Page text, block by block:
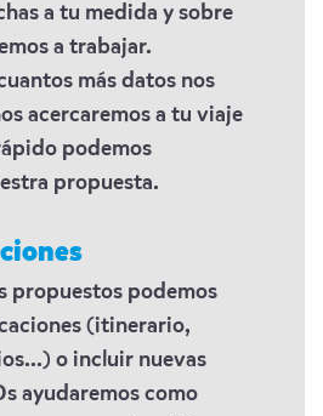
a tu medida y sobre
a trabajar.
más datos nos
acercaremos a tu viaje
podemos
propuesta.
propuestos podemos
(itinerario,
o incluir nuevas
ayudaremos como